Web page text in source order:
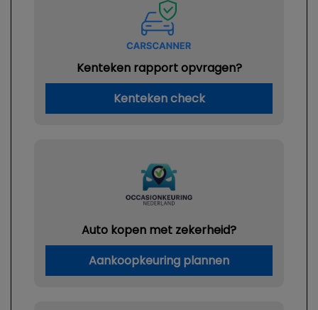
Kenteken rapport opvragen?
Kenteken check
Auto kopen met zekerheid?
Aankoopkeuring plannen